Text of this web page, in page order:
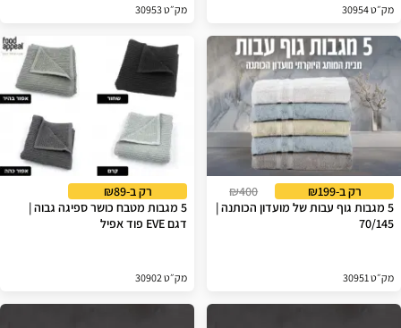
מק״ט 30954 מק״ט 30953
רק ב-₪199
₪400
5 מגבות גוף עבות של מועדון הכותנה |
70/145
מק״ט 30951
רק ב-₪89
5 מגבות מטבח כושר ספיגה גבוה |
דגם EVE פוד אפיל
מק״ט 30902